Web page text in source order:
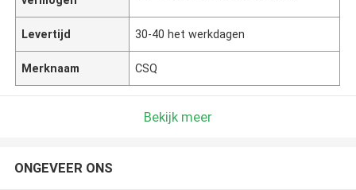
Levertijd 30-40 het werkdagen
Merknaam CSQ
Bekijk meer
ONGEVEER ONS